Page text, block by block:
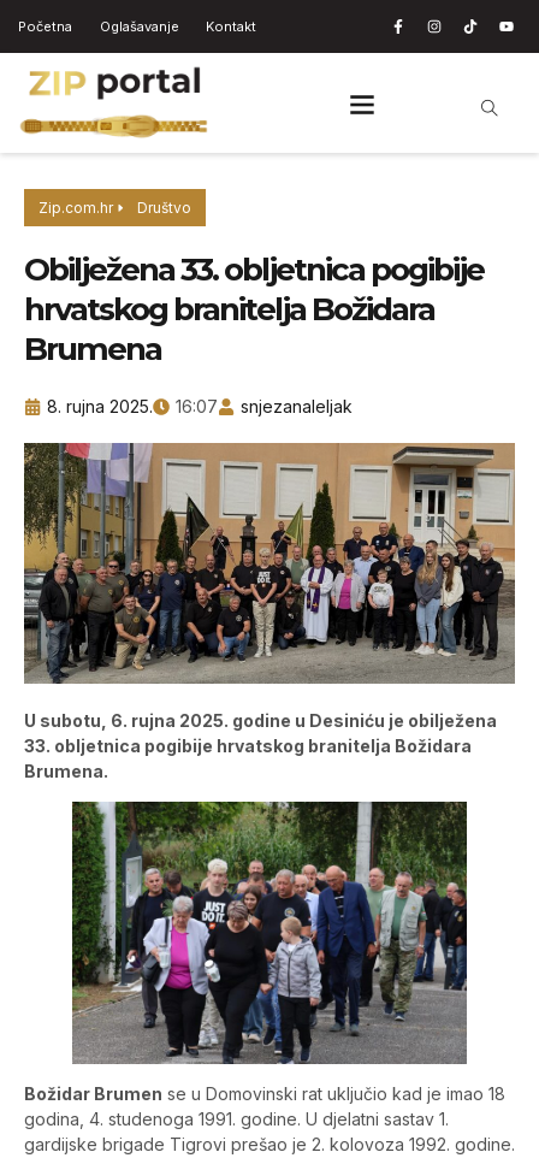
Početna Oglašavanje Kontakt
Zip.com.hr Društvo
Obilježena 33. obljetnica pogibije
hrvatskog branitelja Božidara
Brumena
8. rujna 2025. 16:07 snjezanaleljak
U subotu, 6. rujna 2025. godine u Desiniću je obilježena
33. obljetnica pogibije hrvatskog branitelja Božidara
Brumena.
Božidar Brumen se u Domovinski rat uključio kad je imao 18
godina, 4. studenoga 1991. godine. U djelatni sastav 1.
gardijske brigade Tigrovi prešao je 2. kolovoza 1992. godine.